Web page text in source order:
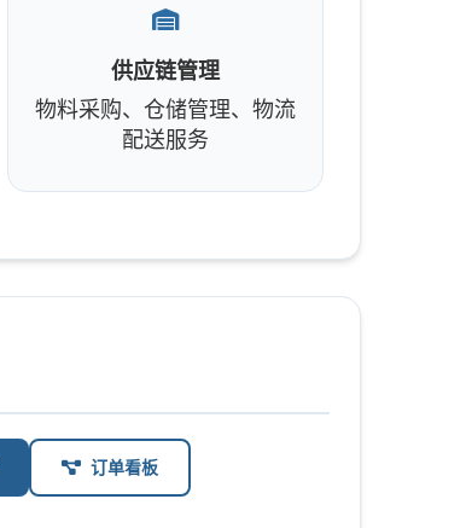
供应链管理
物料采购、仓储管理、物流
配送服务
订单看板